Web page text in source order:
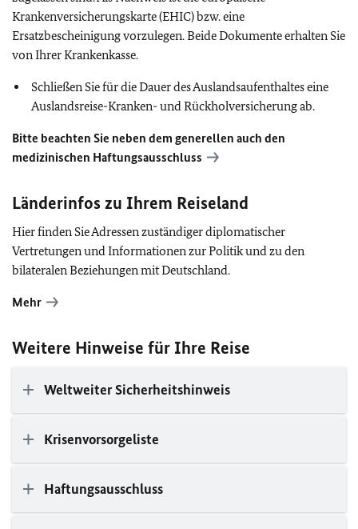
Krankenversicherungskarte (EHIC) bzw. eine
Ersatzbescheinigung vorzulegen. Beide Dokumente erhalten Sie
von Ihrer Krankenkasse.
Schließen Sie für die Dauer des Auslandsaufenthaltes eine
Auslandsreise-Kranken- und Rückholversicherung ab.
Bitte beachten Sie neben dem generellen auch den
medizinischen Haftungsausschluss
Länderinfos zu Ihrem Reiseland
Hier finden Sie Adressen zuständiger diplomatischer
Vertretungen und Informationen zur Politik und zu den
bilateralen Beziehungen mit Deutschland.
Mehr
Weitere Hinweise für Ihre Reise
Weltweiter Sicherheitshinweis
Krisenvorsorgeliste
Haftungsausschluss